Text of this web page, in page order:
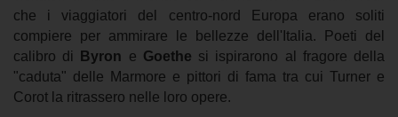
che i viaggiatori del centro-nord Europa erano soliti
compiere per ammirare le bellezze dell'Italia. Poeti del
calibro di Byron e Goethe si ispirarono al fragore della
"caduta" delle Marmore e pittori di fama tra cui Turner e
Corot la ritrassero nelle loro opere.